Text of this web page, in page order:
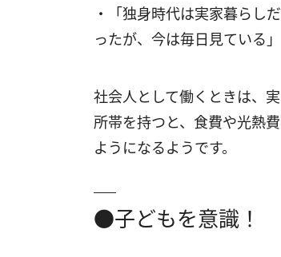
・「独身時代は実家暮らし
ったが、今は毎日見ている
社会人として働くときは、
所帯を持つと、食費や光熱
ようになるようです。
●子どもを意識！